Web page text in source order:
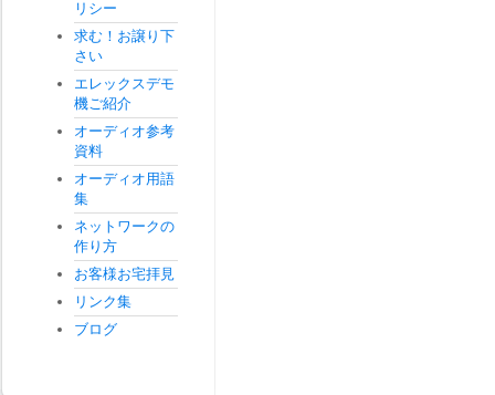
リシー
求む！お譲り下
さい
エレックスデモ
機ご紹介
オーディオ参考
資料
オーディオ用語
集
ネットワークの
作り方
お客様お宅拝見
リンク集
ブログ